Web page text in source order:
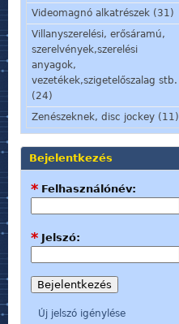
Videomagnó alkatrészek (31)
Villanyszerelési, erősáramú,
szerelvények,szerelési
anyagok,
vezetékek,szigetelőszalag stb.
(24)
Zenészeknek, disc jockey (11)
Bejelentkezés
Felhasználónév:
*
Jelszó:
*
Új jelszó igénylése